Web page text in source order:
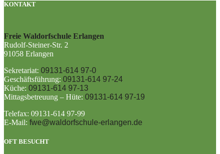
KONTAKT
Freie Waldorfschule Erlangen
Rudolf-Steiner-Str. 2
91058 Erlangen
Sekretariat: 09131-614 97-0
Geschäftsführung: 09131-614 97-24
Küche: 09131-614 97-13
Mittagsbetreuung – Hüte: 09131-614 97-19
Telefax: 09131-614 97-99
E-Mail: fwe@waldorfschule-erlangen.de
OFT BESUCHT